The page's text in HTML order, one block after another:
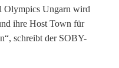
Olympics Ungarn wird
ihre Host Town für
schreibt der SOBY-